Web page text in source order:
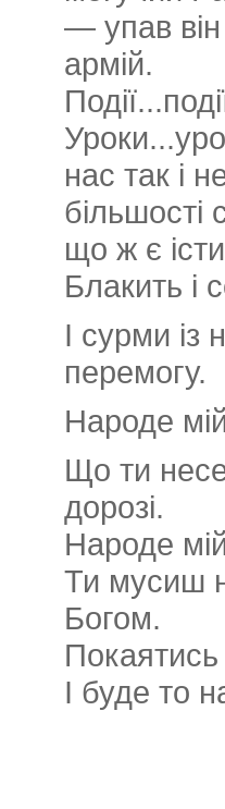
— упав він
армій.
нас так і
більшості
що ж є
Блакить і
І сурми
перемогу.
Народе
Що ти
дорозі.
Народе
Ти мусиш
Богом.
Покаятись
І буде то